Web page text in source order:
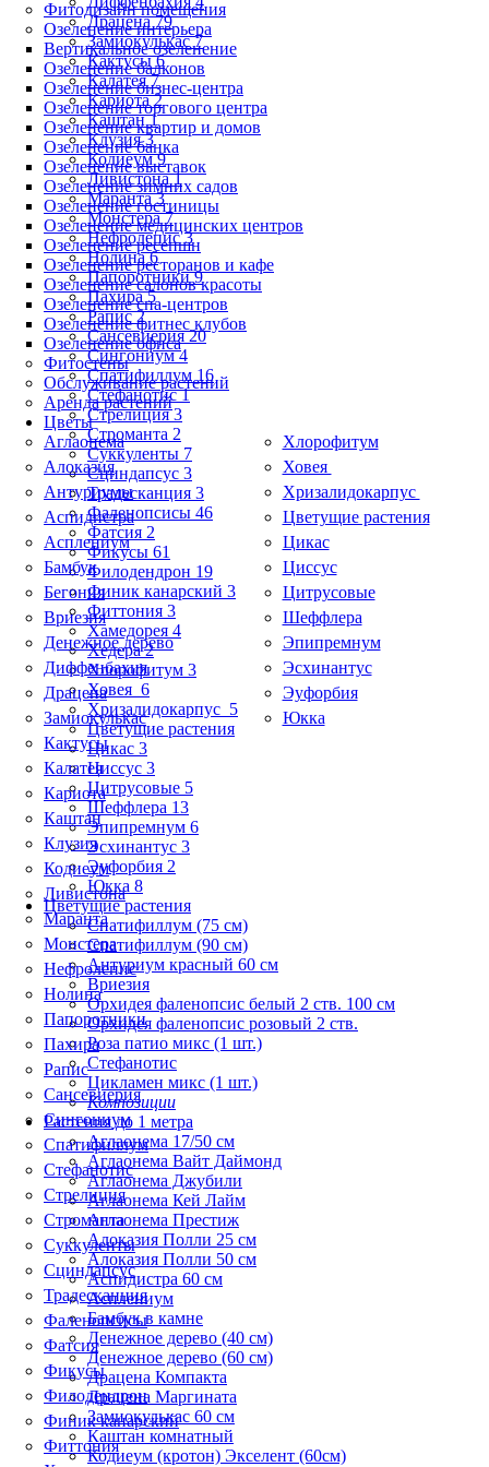
Фитодизайн помещения
Озеленение интерьера
Вертикальное озеленение
Озеленение балконов
Озеленение бизнес-центра
Озеленение торгового центра
Озеленение квартир и домов
Озеленение банка
Озеленение выставок
Озеленение зимних садов
Озеленение гостиницы
Озеленение медицинских центров
Озеленение ресепшн
Озеленение ресторанов и кафе
Озеленение салонов красоты
Озеленение спа-центров
Озеленение фитнес клубов
Озеленение офиса
Фитостены
Обслуживание растений
Аренда растений
Цветы
Аглаонема
Алоказия
Антуриумы
Аспидистра
Асплениум
Бамбук
Бегония
Вриезия
Денежное дерево
Диффенбахия
Драцена
Замиокулькас
Кактусы
Калатея
Кариота
Каштан
Клузия
Кодиеум
Ливистона
Маранта
Монстера
Нефролепис
Нолина
Папоротники
Пахира
Рапис
Сансевиерия
Сингониум
Спатифиллум
Стефанотис
Стрелиция
Строманта
Суккуленты
Сциндапсус
Традесканция
Фаленопсисы
Фатсия
Фикусы
Филодендрон
Финик канарский
Фиттония
Хлорофитум
Ховея
Хризалидокарпус
Цветущие растения
Цикас
Циссус
Цитрусовые
Шеффлера
Эпипремнум
Эсхинантус
Эуфорбия
Юкка
Драцена 79
Замиокулькас 7
Кактусы 6
Калатея 7
Кариота 2
Каштан 1
Клузия 3
Кодиеум 9
Ливистона 1
Маранта 3
Монстера 7
Нефролепис 3
Нолина 6
Папоротники 9
Пахира 5
Рапис 2
Сансевиерия 20
Сингониум 4
Спатифиллум 16
Стефанотис 1
Стрелиция 3
Строманта 2
Суккуленты 7
Сциндапсус 3
Традесканция 3
Фаленопсисы 46
Фатсия 2
Фикусы 61
Филодендрон 19
Финик канарский 3
Фиттония 3
Хамедорея 4
Хедера 2
Хлорофитум 3
Ховея 6
Хризалидокарпус 5
Цветущие растения
Цикас 3
Циссус 3
Цитрусовые 5
Шеффлера 13
Эпипремнум 6
Эсхинантус 3
Эуфорбия 2
Юкка 8
Цветущие растения
Спатифиллум (75 см)
Спатифиллум (90 cм)
Антуриум красный 60 см
Вриезия
Орхидея фаленопсис белый 2 ств. 100 см
Орхидея фаленопсис розовый 2 ств.
Роза патио микс (1 шт.)
Стефанотис
Цикламен микс (1 шт.)
Композиции
Растения до 1 метра
Аглаонема 17/50 см
Аглаонема Вайт Даймонд
Аглаонема Джубили
Аглаонема Кей Лайм
Аглаонема Престиж
Алоказия Полли 25 см
Алоказия Полли 50 см
Аспидистра 60 см
Асплениум
Бамбук в камне
Денежное дерево (40 cм)
Денежное дерево (60 см)
Драцена Компакта
Драцена Маргината
Замиокулькас 60 см
Каштан комнатный
Кодиеум (кротон) Экселент (60см)